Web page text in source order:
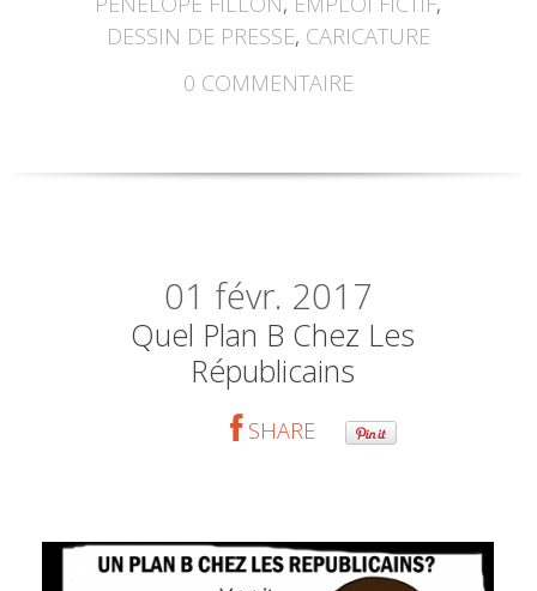
DESSIN DE PRESSE, CARICATURE
0 COMMENTAIRE
01 févr. 2017
Quel Plan B Chez Les
Républicains
SHARE